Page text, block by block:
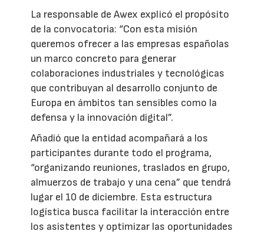
La responsable de Awex explicó el propósito
de la convocatoria: “Con esta misión
queremos ofrecer a las empresas españolas
un marco concreto para generar
colaboraciones industriales y tecnológicas
que contribuyan al desarrollo conjunto de
Europa en ámbitos tan sensibles como la
defensa y la innovación digital”.
Añadió que la entidad acompañará a los
participantes durante todo el programa,
“organizando reuniones, traslados en grupo,
almuerzos de trabajo y una cena” que tendrá
lugar el 10 de diciembre. Esta estructura
logística busca facilitar la interacción entre
los asistentes y optimizar las oportunidades